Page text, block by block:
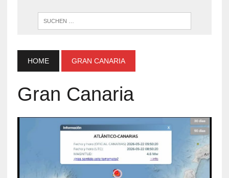
HOME GRAN CANARIA
Gran Canaria